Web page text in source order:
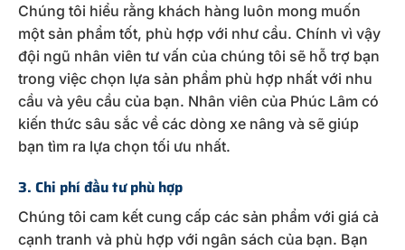
Chúng tôi hiểu rằng khách hàng luôn mong muốn
một sản phẩm tốt, phù hợp với như cầu. Chính vì vậy
đội ngũ nhân viên tư vấn của chúng tôi sẽ hỗ trợ bạn
trong việc chọn lựa sản phẩm phù hợp nhất với nhu
cầu và yêu cầu của bạn. Nhân viên của Phúc Lâm có
kiến thức sâu sắc về các dòng xe nâng và sẽ giúp
bạn tìm ra lựa chọn tối ưu nhất.
3. Chi phí đầu tư phù hợp
Chúng tôi cam kết cung cấp các sản phẩm với giá cả
cạnh tranh và phù hợp với ngân sách của bạn. Bạn